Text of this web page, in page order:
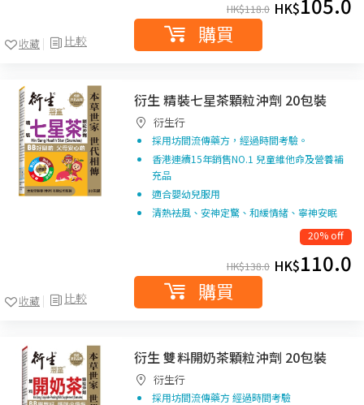
比較
收藏
HK$118.0 HK$
購買
比較
收藏
衍生 精裝七星茶顆粒沖劑 20包裝
衍生行
採用坊間流傳藥方，經過時間考驗。
香港連續15年銷售NO.1 兒童維他命及營養補
充品
適合嬰幼兒服用
清熱袪風、安神定驚、和緩情緒、寧神安眠
20% off
HK$138.0 HK$110.0
購買
衍生 雙料開奶茶顆粒沖劑 20包裝
衍生行
採用坊間流傳藥方 經過時間考驗